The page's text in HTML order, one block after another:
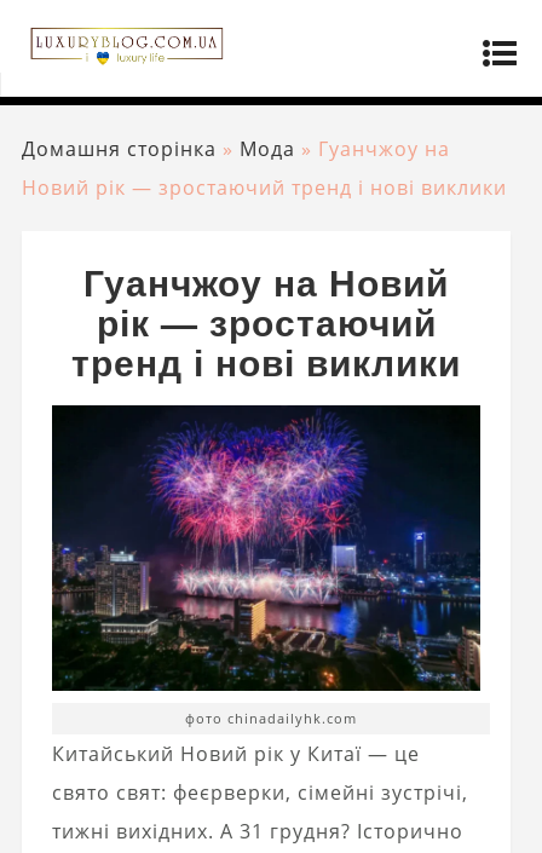
Домашня сторінка » Мода » Гуанчжоу на
Новий рік — зростаючий тренд і нові виклики
Гуанчжоу на Новий
рік — зростаючий
тренд і нові виклики
фото chinadailyhk.com
Китайський Новий рік у Китаї — це
свято свят: феєрверки, сімейні зустрічі,
тижні вихідних. А 31 грудня? Історично